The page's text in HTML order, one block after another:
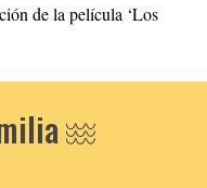
de la película ‘Los